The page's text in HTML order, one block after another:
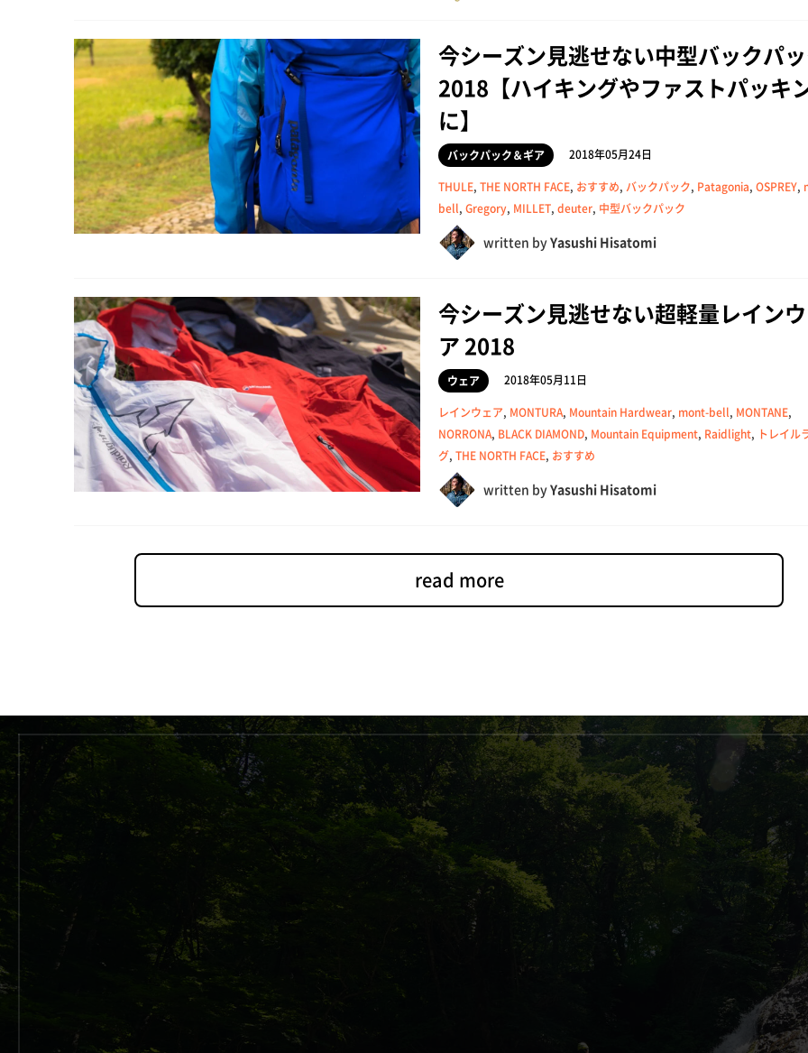
今シーズン見逃せない中型バックパ
2018【ハイキングやファストパッキ
に】
バックパック＆ギア
2018年05月24日
THULE, THE NORTH FACE, おすすめ, バックパック, Patagonia, OSPREY,
bell, Gregory, MILLET, deuter, 中型バックパック
written byYasushi Hisatomi
今シーズン見逃せない超軽量レイン
ア 2018
ウェア
2018年05月11日
レインウェア, MONTURA, Mountain Hardwear, mont-bell, MONTANE,
NORRONA, BLACK DIAMOND, Mountain Equipment, Raidlight, トレイル
グ, THE NORTH FACE, おすすめ
written byYasushi Hisatomi